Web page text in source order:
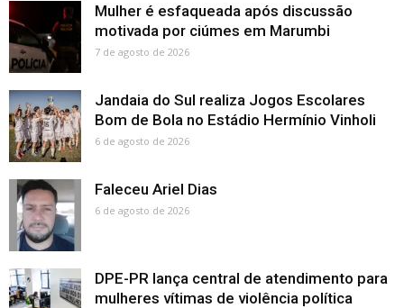
Mulher é esfaqueada após discussão
motivada por ciúmes em Marumbi
7 de agosto de 2026
Jandaia do Sul realiza Jogos Escolares
Bom de Bola no Estádio Hermínio Vinholi
6 de agosto de 2026
Faleceu Ariel Dias
6 de agosto de 2026
DPE-PR lança central de atendimento para
mulheres vítimas de violência política